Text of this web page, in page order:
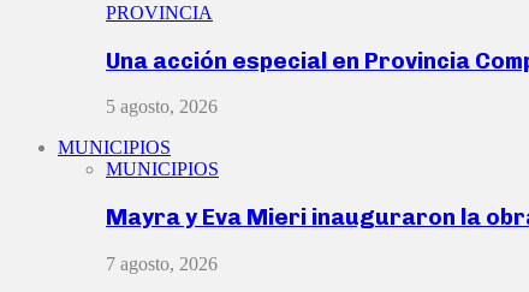
PROVINCIA
Una acción especial en Provincia
5 agosto, 2026
MUNICIPIOS
MUNICIPIOS
Mayra y Eva Mieri inauguraron la
7 agosto, 2026